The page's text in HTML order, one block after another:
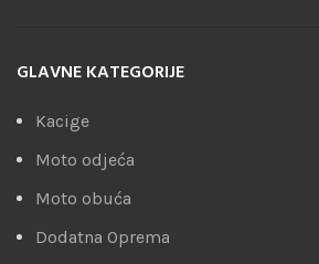
GLAVNE KATEGORIJE
Kacige
Moto odjeća
Moto obuća
Dodatna Oprema